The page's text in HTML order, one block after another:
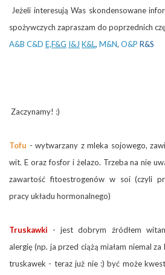
Jeżeli interesują Was skondensowane
spożywczych zapraszam do poprzednich
A&B C&D E,F&G I&J K&L, M&N, O&P R&S
Zaczynamy! :)
Tofu - wytwarzany z mleka sojowego,
wit. E oraz fosfor i żelazo. Trzeba na nie
zawartość fitoestrogenów w soi (czyli
pracy układu hormonalnego)
Truskawki - jest dobrym źródłem
alergię (np. ja przed ciążą miałam niemal
truskawek - teraz już nie :) być może